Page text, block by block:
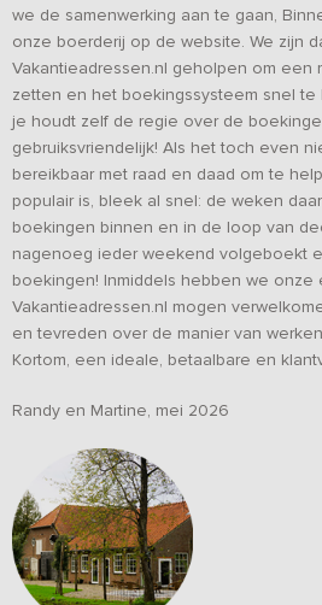
we de samenwerking aan te gaan,
onze boerderij op de website. We zijn
Vakantieadressen.nl geholpen om een
zetten en het boekingssysteem snel te
je houdt zelf de regie over de
gebruiksvriendelijk! Als het toch even
bereikbaar met raad en daad om te
populair is, bleek al snel: de weken
boekingen binnen en in de loop van
nagenoeg ieder weekend volgeboekt
boekingen! Inmiddels hebben we onze
Vakantieadressen.nl mogen
en tevreden over de manier van
Kortom, een ideale, betaalbare en
Randy en Martine, mei 2026